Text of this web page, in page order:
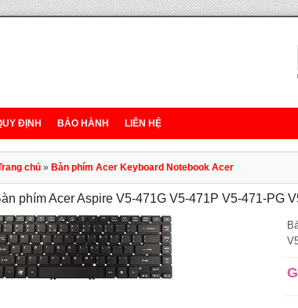
ĐỊNH BẢO HÀNH LIÊN HỆ
chủ » Bàn phím Acer Keyboard Notebook Acer
phím Acer Aspire V5-471G V5-471P V5-471-PG